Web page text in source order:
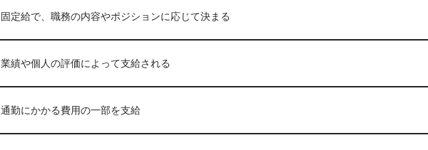
固定給で、職務の内容やポジションに応じて決まる
業績や個人の評価によって支給される
通勤にかかる費用の一部を支給